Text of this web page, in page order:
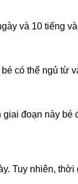
và 10 tiếng
có thể ngủ
đoạn này
Tuy nhiên,